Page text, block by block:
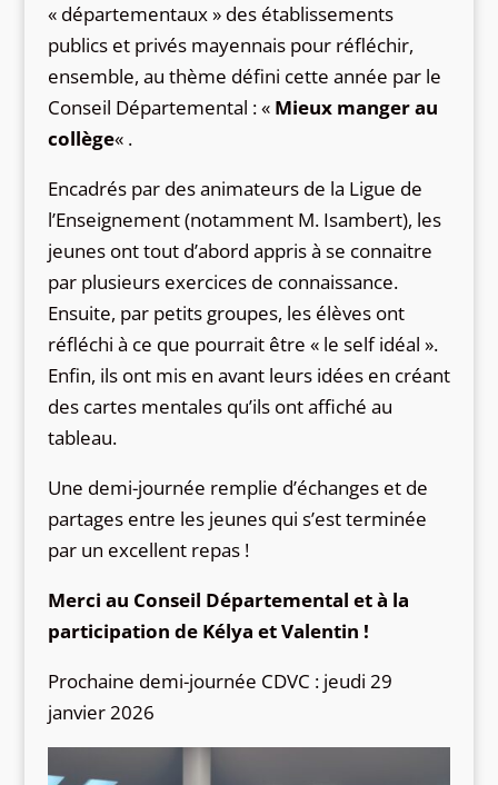
« départementaux » des établissements
publics et privés mayennais pour réfléchir,
ensemble, au thème défini cette année par le
Conseil Départemental : « Mieux manger au
collège« .
Encadrés par des animateurs de la Ligue de
l’Enseignement (notamment M. Isambert), les
jeunes ont tout d’abord appris à se connaitre
par plusieurs exercices de connaissance.
Ensuite, par petits groupes, les élèves ont
réfléchi à ce que pourrait être « le self idéal ».
Enfin, ils ont mis en avant leurs idées en créant
des cartes mentales qu’ils ont affiché au
tableau.
Une demi-journée remplie d’échanges et de
partages entre les jeunes qui s’est terminée
par un excellent repas !
Merci au Conseil Départemental et à la
participation de Kélya et Valentin !
Prochaine demi-journée CDVC : jeudi 29
janvier 2026